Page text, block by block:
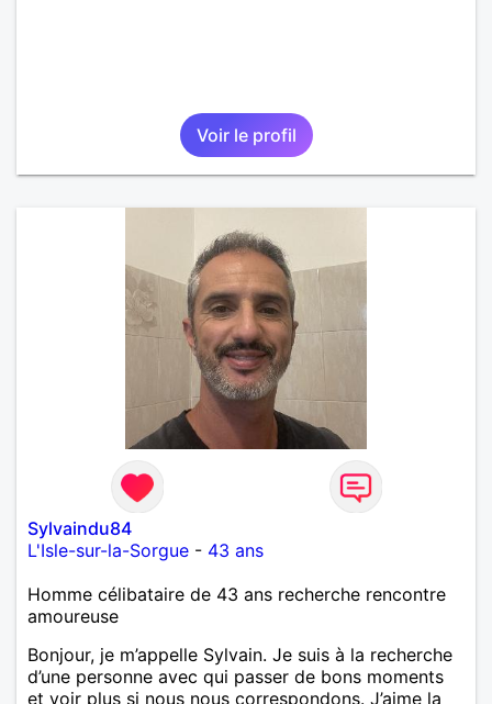
Voir le profil
Sylvaindu84
L'Isle-sur-la-Sorgue - 43 ans
Homme célibataire de 43 ans recherche rencontre
amoureuse
Bonjour, je m’appelle Sylvain. Je suis à la recherche
d’une personne avec qui passer de bons moments
et voir plus si nous nous correspondons. J’aime la